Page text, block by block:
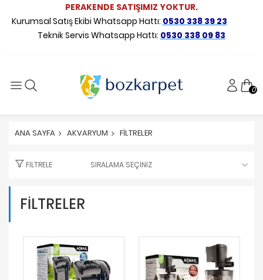
PERAKENDE SATIŞIMIZ YOKTUR.
Kurumsal Satış Ekibi Whatsapp Hattı: 0530 338 39 23
Teknik Servis Whatsapp Hattı: 0530 338 09 83
0
ANA SAYFA AKVARYUM FİLTRELER
FILTRELE
FİLTRELER